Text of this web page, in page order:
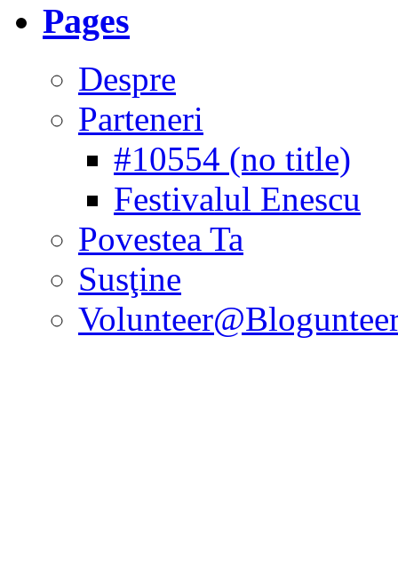
Pages
Despre
Parteneri
#10554 (no title)
Festivalul Enescu
Povestea Ta
Susţine